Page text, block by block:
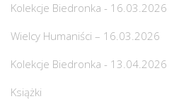
Kolekcje Biedronka - 16.03.2026
Wielcy Humaniści – 16.03.2026
Kolekcje Biedronka - 13.04.2026
Książki